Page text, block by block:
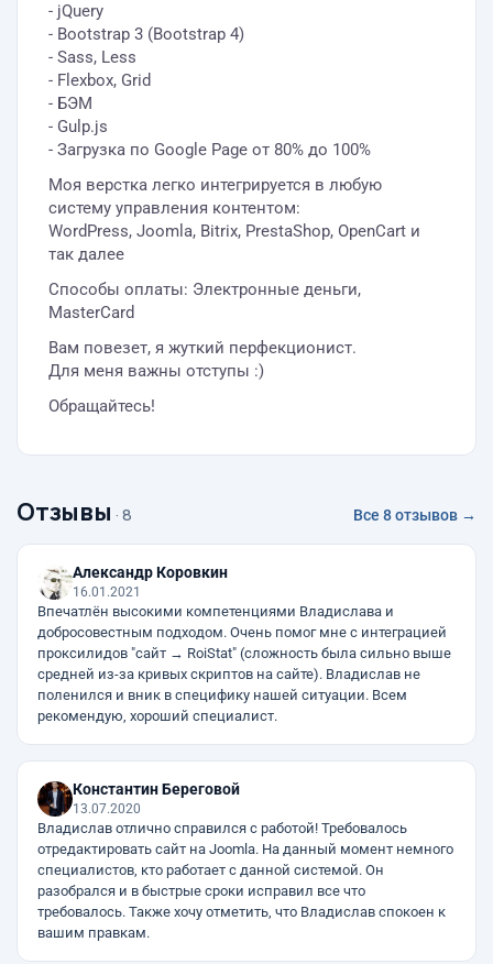
- jQuery
- Bootstrap 3 (Bootstrap 4)
- Sass, Less
- Flexbox, Grid
- БЭМ
- Gulp.js
- Загрузка по Google Page от 80% до 100%
Моя верстка легко интегрируется в любую
систему управления контентом:
WordPress, Joomla, Bitrix, PrestaShop, OpenCart и
так далее
Способы оплаты: Электронные деньги,
MasterCard
Вам повезет, я жуткий перфекционист.
Для меня важны отступы :)
Обращайтесь!
Отзывы · 8 Все 8 отзывов →
Александр Коровкин
16.01.2021
Впечатлён высокими компетенциями Владислава и
добросовестным подходом. Очень помог мне с интеграцией
проксилидов "сайт → RoiStat" (сложность была сильно выше
средней из-за кривых скриптов на сайте). Владислав не
поленился и вник в специфику нашей ситуации. Всем
рекомендую, хороший специалист.
Константин Береговой
13.07.2020
Владислав отлично справился с работой! Требовалось
отредактировать сайт на Joomla. На данный момент немного
специалистов, кто работает с данной системой. Он
разобрался и в быстрые сроки исправил все что
требовалось. Также хочу отметить, что Владислав спокоен к
вашим правкам.